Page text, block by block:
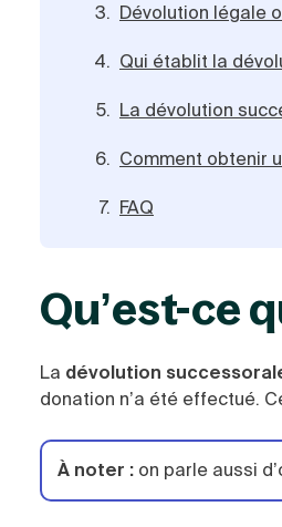
Dévolution légale
Qui établit la
La dévolution
Comment obtenir
FAQ
Qu’est-ce
La dévolution
donation n’a été effectué.
À noter : on parle aussi